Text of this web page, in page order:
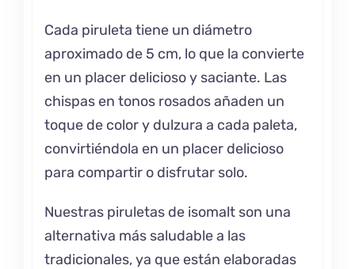
Cada piruleta tiene un diámetro
aproximado de 5 cm, lo que la convierte
en un placer delicioso y saciante. Las
chispas en tonos rosados añaden un
toque de color y dulzura a cada paleta,
convirtiéndola en un placer delicioso
para compartir o disfrutar solo.
Nuestras piruletas de isomalt son una
alternativa más saludable a las
tradicionales, ya que están elaboradas